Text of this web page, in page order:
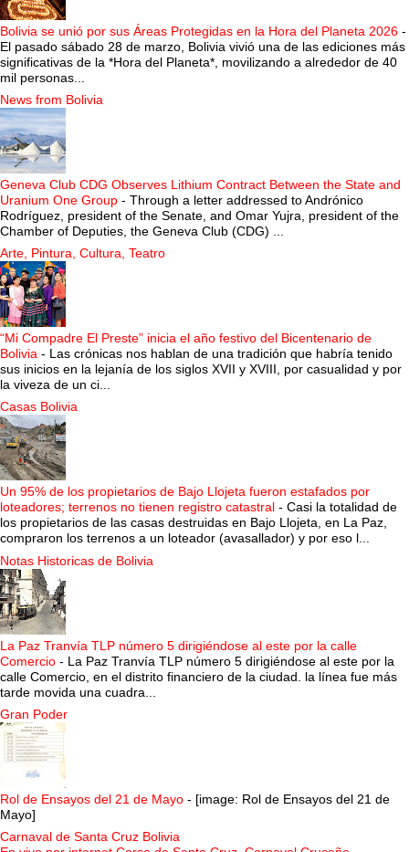
Bolivia se unió por sus Áreas Protegidas en la Hora del Planeta 2026 -
El pasado sábado 28 de marzo, Bolivia vivió una de las ediciones más
significativas de la *Hora del Planeta*, movilizando a alrededor de 40
mil personas...
News from Bolivia
Geneva Club CDG Observes Lithium Contract Between the State and
Uranium One Group - Through a letter addressed to Andrónico
Rodríguez, president of the Senate, and Omar Yujra, president of the
Chamber of Deputies, the Geneva Club (CDG) ...
Arte, Pintura, Cultura, Teatro
“Mi Compadre El Preste” inicia el año festivo del Bicentenario de
Bolivia - Las crónicas nos hablan de una tradición que habría tenido
sus inicios en la lejanía de los siglos XVII y XVIII, por casualidad y por
la viveza de un ci...
Casas Bolivia
Un 95% de los propietarios de Bajo Llojeta fueron estafados por
loteadores; terrenos no tienen registro catastral - Casi la totalidad de
los propietarios de las casas destruidas en Bajo Llojeta, en La Paz,
compraron los terrenos a un loteador (avasallador) y por eso l...
Notas Historicas de Bolivia
La Paz Tranvía TLP número 5 dirigiéndose al este por la calle
Comercio - La Paz Tranvía TLP número 5 dirigiéndose al este por la
calle Comercio, en el distrito financiero de la ciudad. la línea fue más
tarde movida una cuadra...
Gran Poder
Rol de Ensayos del 21 de Mayo - [image: Rol de Ensayos del 21 de
Mayo]
Carnaval de Santa Cruz Bolivia